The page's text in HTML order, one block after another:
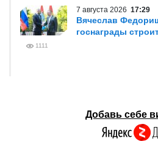
7 августа 2026 17:29
Вячеслав
госнаграды
1111
Добавь себе